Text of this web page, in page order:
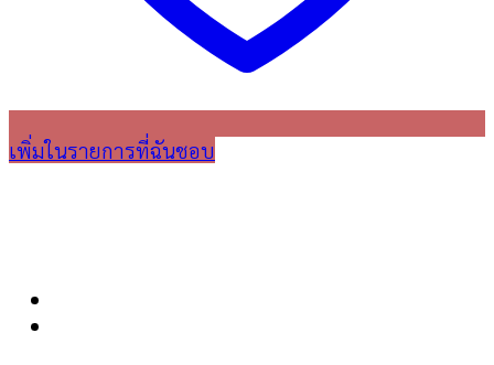
เพิ่มในรายการที่ฉันชอบ